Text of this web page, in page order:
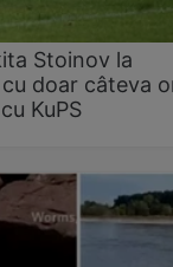
Stoinov la
doar câteva
KuPS